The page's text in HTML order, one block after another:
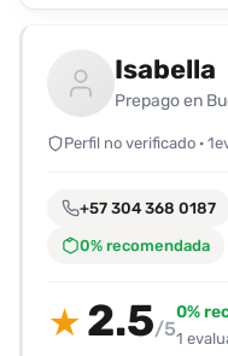
registrarte
guardar
favoritas
para
fácilmente.
Isabella
Prepago en
Perfil no verificado ·
+57 304 368 0187
0% recomendada
★ 2.5/5
0%
1